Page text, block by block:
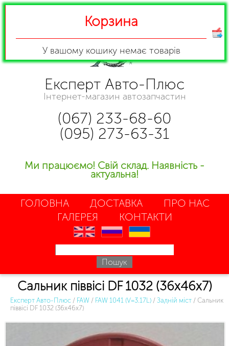
Експерт Авто-Плюс
Інтернет-магазин автозапчастин
(067) 233-68-60
(095) 273-63-31
Ми працюємо! Свій склад. Наявність -
актуальна!
ГОЛОВНА ДОСТАВКА
ПРО НАС
ГАЛЕРЕЯ
КОНТАКТИ
en ru uk
Сальник піввісі DF 1032 (36х46х7)
Експерт Авто-Плюс / FAW / FAW 1041 (V=3.17L) / Задній міст / Сальник
піввісі DF 1032 (36х46х7)
Корзина
У вашому кошику немає товарів